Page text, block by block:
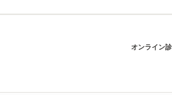
オンライン